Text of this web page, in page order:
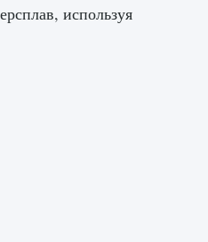
используя